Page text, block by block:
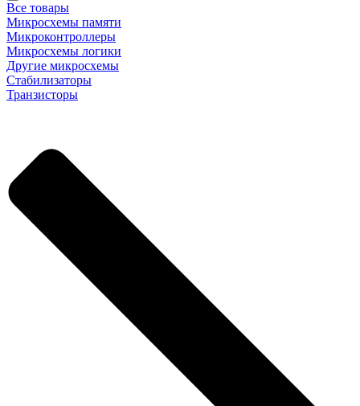
Все товары
Микросхемы памяти
Микроконтроллеры
Микросхемы логики
Другие микросхемы
Стабилизаторы
Транзисторы